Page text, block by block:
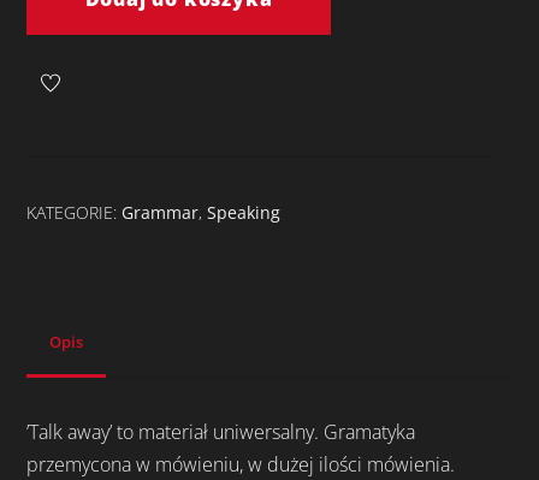
pakiet
part
KATEGORIE: Grammar,Speaking
Opis
’Talk away’ to materiał uniwersalny. Gramatyka
przemycona w mówieniu, w dużej ilości mówienia.